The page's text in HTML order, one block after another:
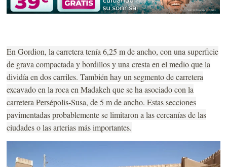
En Gordion, la carretera tenía 6,25 m de ancho, con una superficie
de grava compactada y bordillos y una cresta en el medio que la
dividía en dos carriles. También hay un segmento de carretera
excavado en la roca en Madakeh que se ha asociado con la
carretera Persépolis-Susa, de 5 m de ancho. Estas secciones
pavimentadas probablemente se limitaron a las cercanías de las
ciudades o las arterias más importantes.